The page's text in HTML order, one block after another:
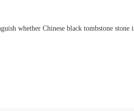
whether Chinese black tombstone stone